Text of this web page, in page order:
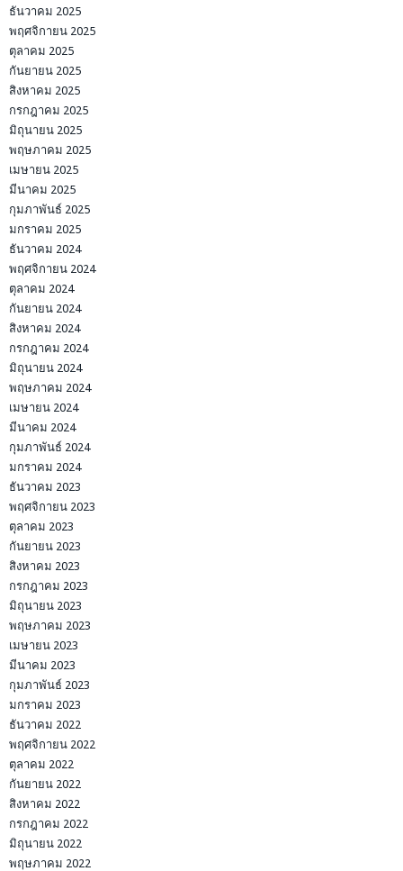
ธันวาคม 2025
พฤศจิกายน 2025
ตุลาคม 2025
กันยายน 2025
สิงหาคม 2025
กรกฎาคม 2025
มิถุนายน 2025
พฤษภาคม 2025
เมษายน 2025
มีนาคม 2025
กุมภาพันธ์ 2025
มกราคม 2025
ธันวาคม 2024
พฤศจิกายน 2024
ตุลาคม 2024
กันยายน 2024
สิงหาคม 2024
กรกฎาคม 2024
มิถุนายน 2024
พฤษภาคม 2024
เมษายน 2024
มีนาคม 2024
กุมภาพันธ์ 2024
มกราคม 2024
ธันวาคม 2023
พฤศจิกายน 2023
ตุลาคม 2023
กันยายน 2023
สิงหาคม 2023
กรกฎาคม 2023
มิถุนายน 2023
พฤษภาคม 2023
เมษายน 2023
มีนาคม 2023
กุมภาพันธ์ 2023
มกราคม 2023
ธันวาคม 2022
พฤศจิกายน 2022
ตุลาคม 2022
กันยายน 2022
สิงหาคม 2022
กรกฎาคม 2022
มิถุนายน 2022
พฤษภาคม 2022